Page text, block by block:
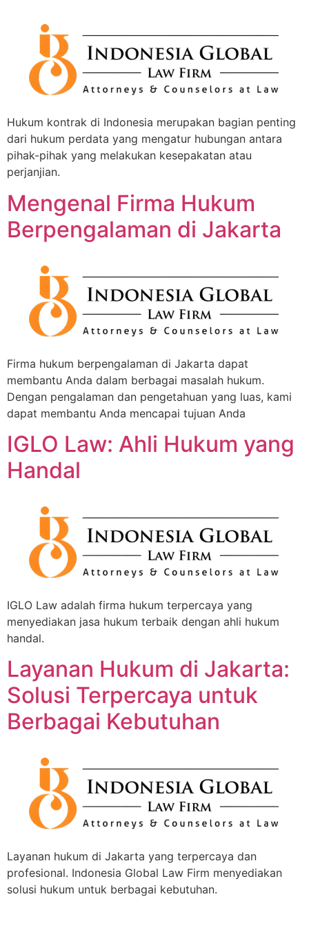
Hukum kontrak di Indonesia merupakan bagian penting
dari hukum perdata yang mengatur hubungan antara
pihak-pihak yang melakukan kesepakatan atau
perjanjian.
Mengenal Firma Hukum
Berpengalaman di Jakarta
Firma hukum berpengalaman di Jakarta dapat
membantu Anda dalam berbagai masalah hukum.
Dengan pengalaman dan pengetahuan yang luas, kami
dapat membantu Anda mencapai tujuan Anda
IGLO Law: Ahli Hukum yang
Handal
IGLO Law adalah firma hukum terpercaya yang
menyediakan jasa hukum terbaik dengan ahli hukum
handal.
Layanan Hukum di Jakarta:
Solusi Terpercaya untuk
Berbagai Kebutuhan
Layanan hukum di Jakarta yang terpercaya dan
profesional. Indonesia Global Law Firm menyediakan
solusi hukum untuk berbagai kebutuhan.